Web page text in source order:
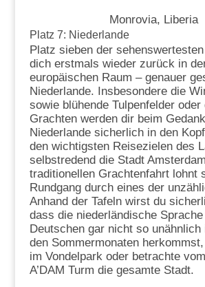
Monrovia, Liberia
Platz 7: Niederlande
Platz sieben der
dich erstmals wieder zurück in
europäischen Raum – genauer
Niederlande. Insbesondere die
sowie blühende Tulpenfelder
Grachten werden dir beim
Niederlande sicherlich in den
den wichtigsten Reisezielen des
selbstredend die Stadt
traditionellen Grachtenfahrt lohnt
Rundgang durch eines der
Anhand der Tafeln wirst du
dass die niederländische
Deutschen gar nicht so
den Sommermonaten
im Vondelpark oder betrachte
A’DAM Turm die gesamte Stadt.